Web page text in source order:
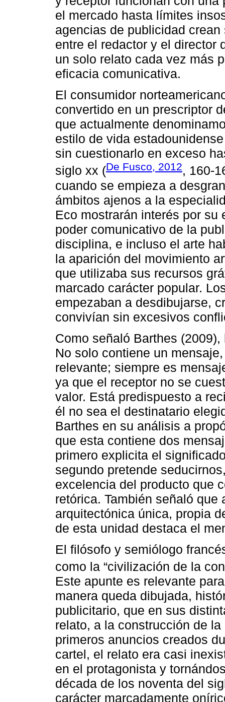
el mercado hasta límites
agencias de publicidad
entre el redactor y el director
un solo relato cada vez más
eficacia comunicativa.
El consumidor
convertido en un prescriptor
que actualmente
estilo de vida
sin cuestionarlo en exceso
siglo xx (De Fusco, 2012, 160-
cuando se empieza a
ámbitos ajenos a la
Eco mostrarán interés por
poder comunicativo de la
disciplina, e incluso el arte
la aparición del movimiento
que utilizaba sus recursos
marcado carácter popular.
empezaban a desdibujarse,
convivían sin excesivos
Como señaló Barthes
No solo contiene un
relevante; siempre es
ya que el receptor no se
valor. Está predispuesto a
él no sea el destinatario
Barthes en su análisis a
que esta contiene dos
primero explicita el
segundo pretende
excelencia del producto que
retórica. También señaló
arquitectónica única, propia
de esta unidad destaca el
El filósofo y semiólogo
como la “civilización de la
Este apunte es relevante
manera queda dibujada,
publicitario, que en sus
relato, a la construcción de
primeros anuncios creados
cartel, el relato era casi
en el protagonista y
década de los noventa del
carácter marcadamente